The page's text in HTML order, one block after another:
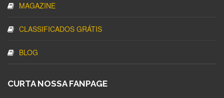
MAGAZINE
CLASSIFICADOS GRÁTIS
BLOG
CURTA NOSSA FANPAGE